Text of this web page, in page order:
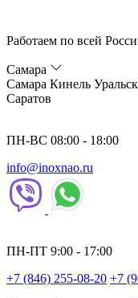
Работаем по всей
Самара
Самара Кинель Уральск
Саратов
ПН-ВС 08:00 - 18:00
info@inoxnao.ru
ПН-ПТ 9:00 - 17:00
+7 (846) 255-08-20 +7